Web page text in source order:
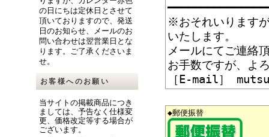
の日にちは定休日とさせて
頂いておりますので、発送
日のお知らせ、メールのお
問い合わせは翌営業日とな
ります。ご了承くださいま
せ。
お客様へのお願い
当サイトの掲載商品につき
ましては、予告なく仕様変
更、価格改定等する場合が
ございます。
※おそれいります
いたします。
メールにてご連絡
お手数ですが、よ
［E-mail］
◆郵便振替